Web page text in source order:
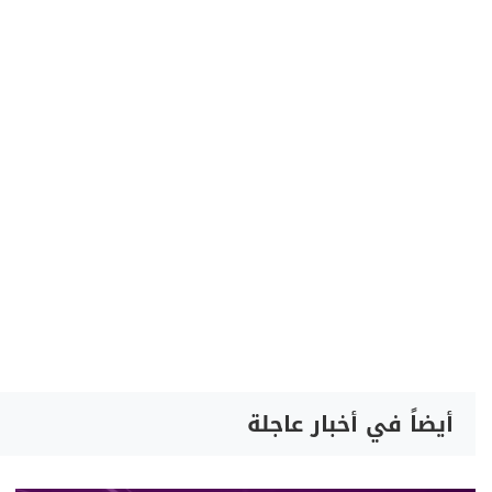
أيضاً في أخبار عاجلة